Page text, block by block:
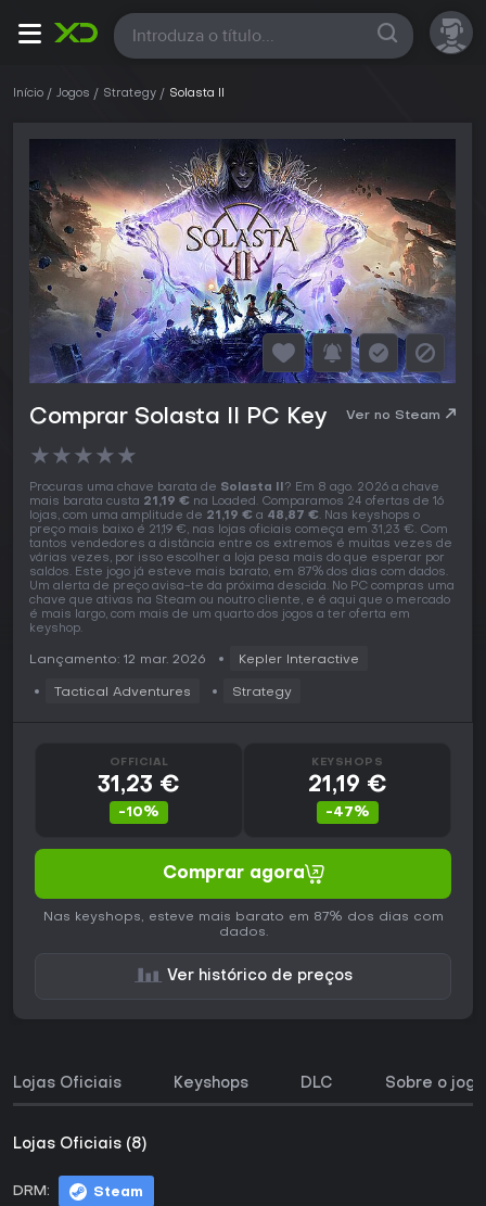
Todas
Início Jogos Strategy Solasta II
Comprar Solasta II PC Key Ver no Steam
★★★★★
Procuras uma chave barata de Solasta II? Em 8 ago. 2026 a chave
mais barata custa 21,19 € na Loaded. Comparamos 24 ofertas de 16
lojas, com uma amplitude de 21,19 € a 48,87 €. Nas keyshops o
preço mais baixo é 21,19 €, nas lojas oficiais começa em 31,23 €. Com
tantos vendedores a distância entre os extremos é muitas vezes de
várias vezes, por isso escolher a loja pesa mais do que esperar por
saldos. Este jogo já esteve mais barato, em 87% dos dias com dados.
Um alerta de preço avisa-te da próxima descida. No PC compras uma
chave que ativas na Steam ou noutro cliente, e é aqui que o mercado
é mais largo, com mais de um quarto dos jogos a ter oferta em
keyshop.
Lançamento: 12 mar. 2026 Kepler Interactive
Tactical Adventures Strategy
OFFICIAL
31,23 €
-10%
KEYSHOPS
21,19 €
-47%
Comprar agora
Nas keyshops, esteve mais barato em 87% dos dias com
dados.
Ver histórico de preços
Lojas Oficiais Keyshops DLC Sobre o jogo
Lojas Oficiais (8)
DRM: Steam